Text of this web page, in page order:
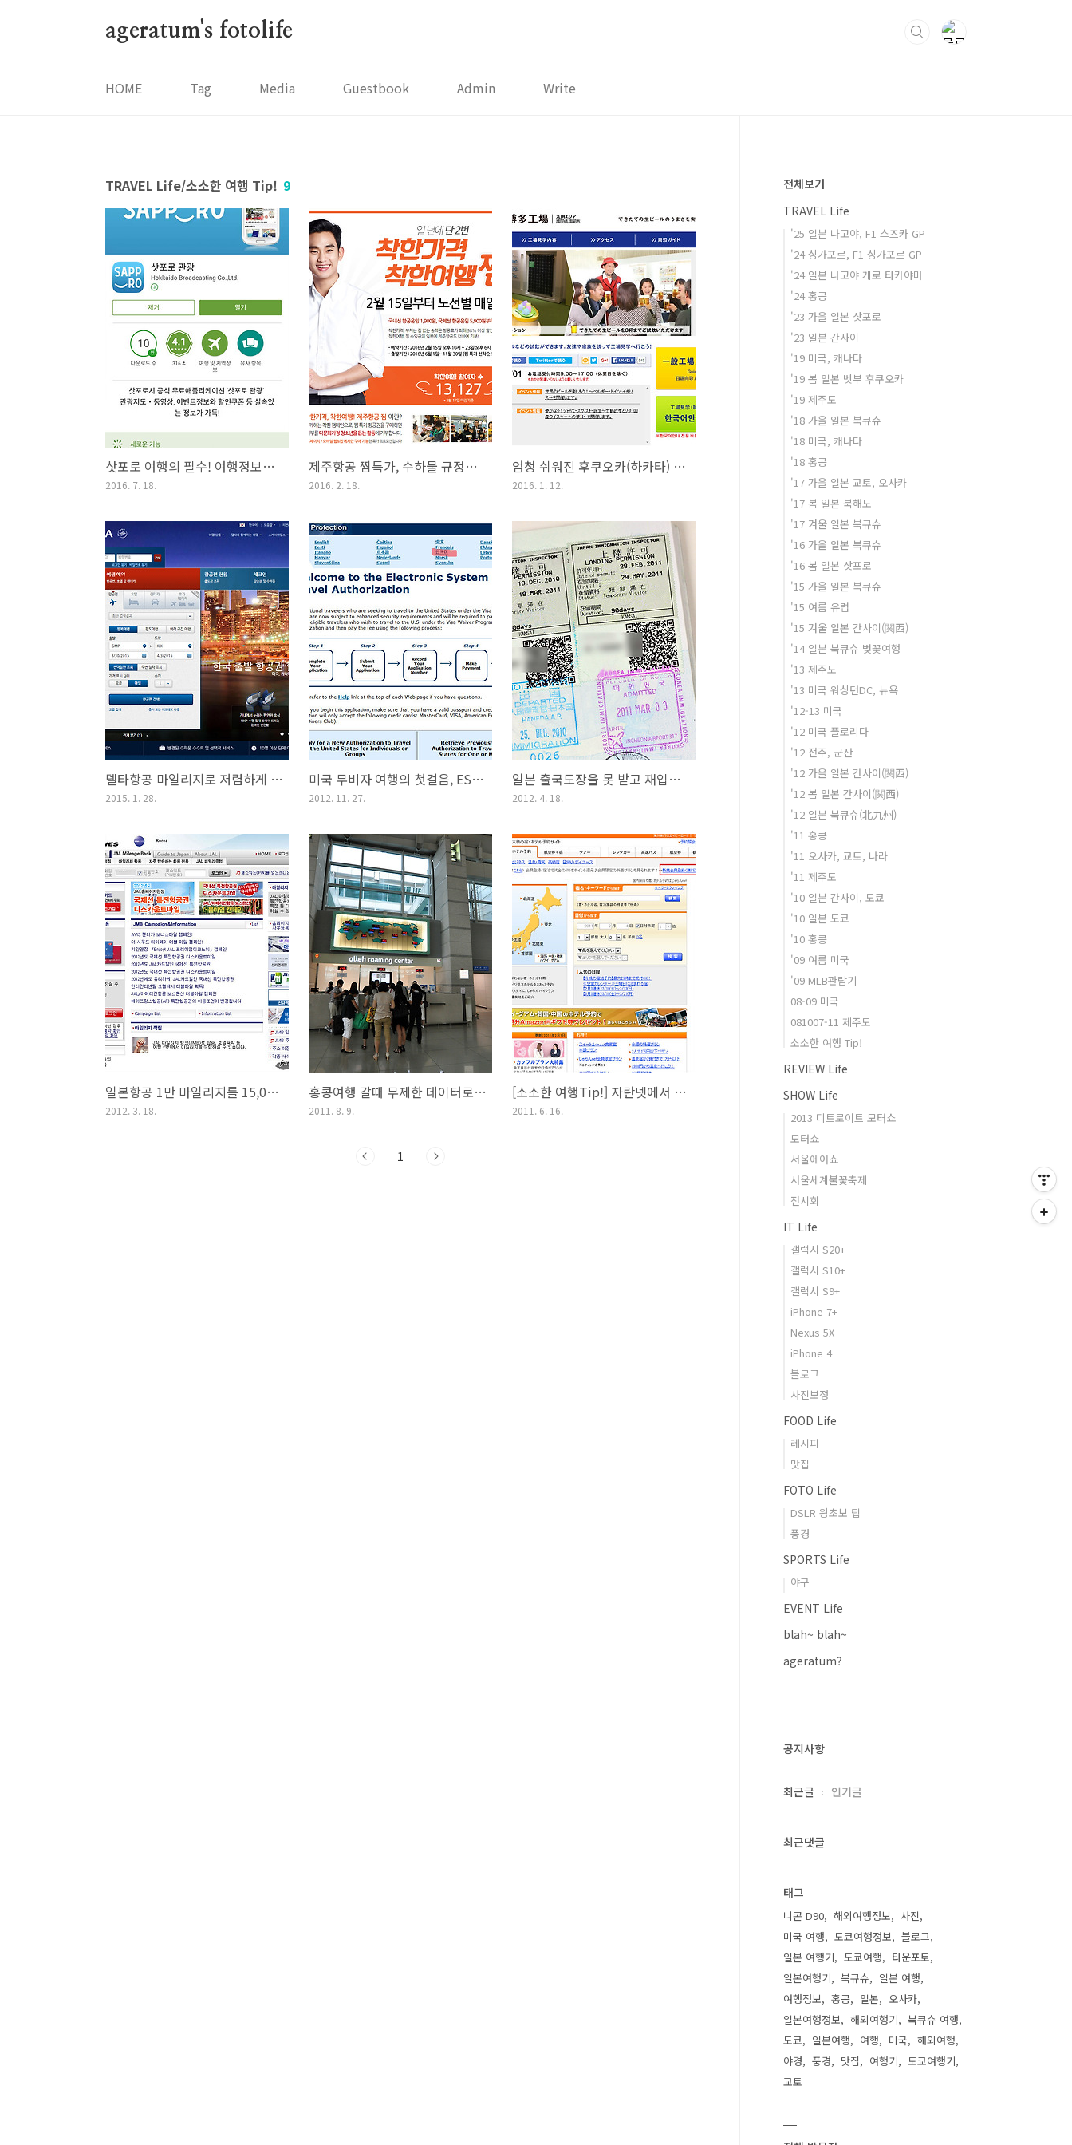
ageratum's fotolife
HOME Tag Media Guestbook Admin Write
TRAVEL Life/소소한 여행 Tip! 9
삿포로 여행의 필수! 여행정보와 입장료 할인을 받을 수는 어플, <삿포로 관광>
2016. 7. 18.
제주항공 찜특가, 수하물 규정은 확인하셨나요?
2016. 2. 18.
엄청 쉬워진 후쿠오카(하카타) 아사히 맥주 공장 견학 예약 방법
2016. 1. 12.
델타항공 마일리지로 저렴하게 대한항공 이용하기
2015. 1. 28.
미국 무비자 여행의 첫걸음, ESTA 신청방법
2012. 11. 27.
일본 출국도장을 못 받고 재입국 할 경우 해결방법
2012. 4. 18.
일본항공 1만 마일리지를 15,000엔짜리 쿠폰으로 교환했습니다!
2012. 3. 18.
홍콩여행 갈때 무제한 데이터로밍 할까? 말까? KT 홍콩 무제한 데이터로밍 이용기
2011. 8. 9.
[소소한 여행Tip!] 자란넷에서 일본호텔 저렴하게 예약하기
2011. 6. 16.
1
전체보기
TRAVEL Life
'25 일본 나고야, F1 스즈카 GP
'24 싱가포르, F1 싱가포르 GP
'24 일본 나고야 게로 타카야마
'24 홍콩
'23 가을 일본 삿포로
'23 일본 간사이
'19 미국, 캐나다
'19 봄 일본 벳부 후쿠오카
'19 제주도
'18 가을 일본 북큐슈
'18 미국, 캐나다
'18 홍콩
'17 가을 일본 교토, 오사카
'17 봄 일본 북해도
'17 겨울 일본 북큐슈
'16 가을 일본 북큐슈
'16 봄 일본 삿포로
'15 가을 일본 북큐슈
'15 여름 유럽
'15 겨울 일본 간사이(関西)
'14 일본 북큐슈 벚꽃여행
'13 제주도
'13 미국 워싱턴DC, 뉴욕
'12-13 미국
'12 미국 플로리다
'12 전주, 군산
'12 가을 일본 간사이(関西)
'12 봄 일본 간사이(関西)
'12 일본 북큐슈(北九州)
'11 홍콩
'11 오사카, 교토, 나라
'11 제주도
'10 일본 간사이, 도쿄
'10 일본 도쿄
'10 홍콩
'09 여름 미국
'09 MLB관람기
08-09 미국
081007-11 제주도
소소한 여행 Tip!
REVIEW Life
SHOW Life
2013 디트로이트 모터쇼
모터쇼
서울에어쇼
서울세계불꽃축제
전시회
IT Life
갤럭시 S20+
갤럭시 S10+
갤럭시 S9+
iPhone 7+
Nexus 5X
iPhone 4
블로그
사진보정
FOOD Life
레시피
맛집
FOTO Life
DSLR 왕초보 팁
풍경
SPORTS Life
야구
EVENT Life
blah~ blah~
ageratum?
공지사항
최근글 인기글
최근댓글
태그
니콘 D90 해외여행정보
사진
미국 여행
도쿄여행정보
블로그
일본 여행기
도쿄여행
타운포토
일본여행기
북큐슈
일본 여행
여행정보
홍콩 일본
오사카
일본여행정보
해외여행기
북큐슈 여행
도쿄
일본여행 여행 미국
해외여행
야경
풍경 맛집 여행기
도쿄여행기
교토